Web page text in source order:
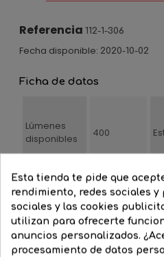
Referencia 112-1-306
Fecha disponible: 2020-10-02
Ficha de datos
Lúmenes
disponibles
400
Casquillo
LED
INTEGRADO
Regulable Sí
Estilo Diseño
Esta tienda te pide que
rendimiento, redes sociales y
sociales y las cookies
utilizan para ofrecerte
anuncios personalizados.
procesamiento de datos